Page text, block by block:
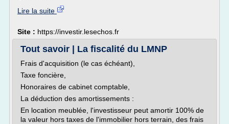
Lire la suite
Site : https://investir.lesechos.fr
Tout savoir | La fiscalité du LMNP
Frais d'acquisition (le cas échéant),
Taxe foncière,
Honoraires de cabinet comptable,
La déduction des amortissements :
En location meublée, l'investisseur peut amortir 100% de
la valeur hors taxes de l'immobilier hors terrain, des frais